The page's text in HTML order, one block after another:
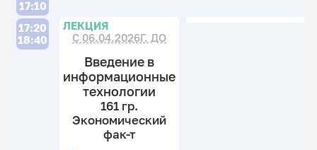
17:10
17:20
18:40
ЛЕКЦИЯ
С 06.04.2026Г. ДО
Введение в
информационные
технологии
161 гр.
Экономический
фак-т